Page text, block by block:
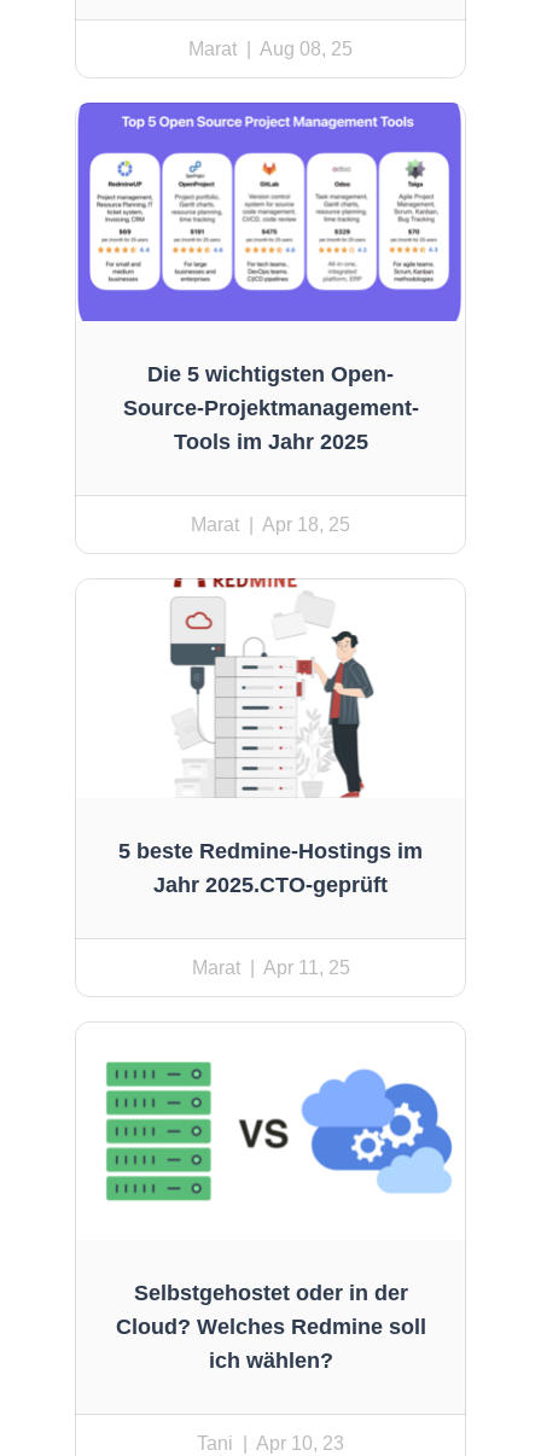
Marat | Aug 08, 25
Die 5 wichtigsten Open-
Source-Projektmanagement-
Tools im Jahr 2025
Marat | Apr 18, 25
5 beste Redmine-Hostings im
Jahr 2025.CTO-geprüft
Marat| Apr 11, 25
Selbstgehostet oder in der
Cloud? Welches Redmine soll
ich wählen?
Tani | Apr 10, 23